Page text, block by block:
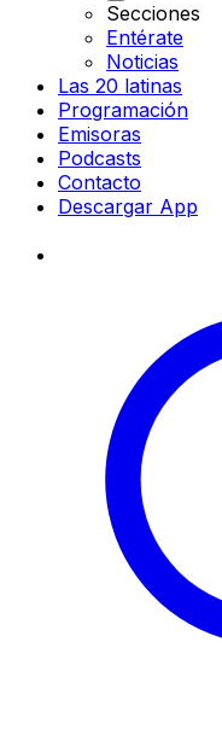
Secciones
Entérate
Noticias
Las 20 latinas
Programación
Emisoras
Podcasts
Contacto
Descargar App